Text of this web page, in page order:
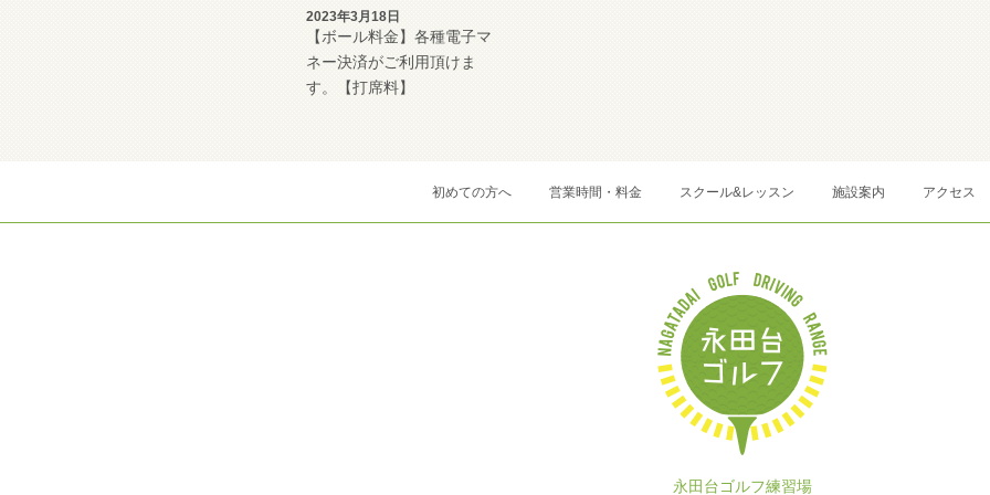
2023年3月18日
【ボール料金】各種電子マ
ネー決済がご利用頂けま
す。【打席料】
初めての方へ 営業時間・料金 スクール&レッスン 施設案内 アクセス
永田台ゴルフ練習場